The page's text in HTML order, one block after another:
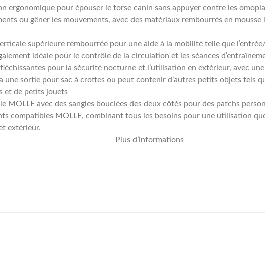
ergonomique pour épouser le torse canin sans appuyer contre les
ou gêner les mouvements, avec des matériaux rembourrés en mousse
supérieure rembourrée pour une aide à la mobilité telle que
idéale pour le contrôle de la circulation et les séances
pour la sécurité nocturne et l’utilisation en extérieur, avec
une sortie pour sac à crottes ou peut contenir d’autres petits objets tels
et de petits jouets
MOLLE avec des sangles bouclées des deux côtés pour des patchs
compatibles MOLLE, combinant tous les besoins pour une utilisation
extérieur.
Plus d’informations